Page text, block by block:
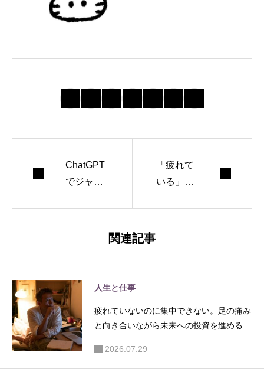
ChatGPT
でジャー
んこれは
「稼ぐた
め」では
なく、自
分を観測
「疲れて
いる」の
関連記事
人生と仕事
疲れていないのに集中できない。足の痛み
と向き合いながら未来への投資を進める
2026.07.29